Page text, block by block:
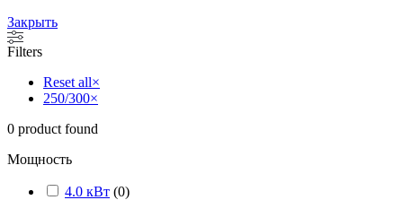
Закрыть
Filters
Reset all×
250/300×
0 product found
Мощность
4.0 кВт (0)